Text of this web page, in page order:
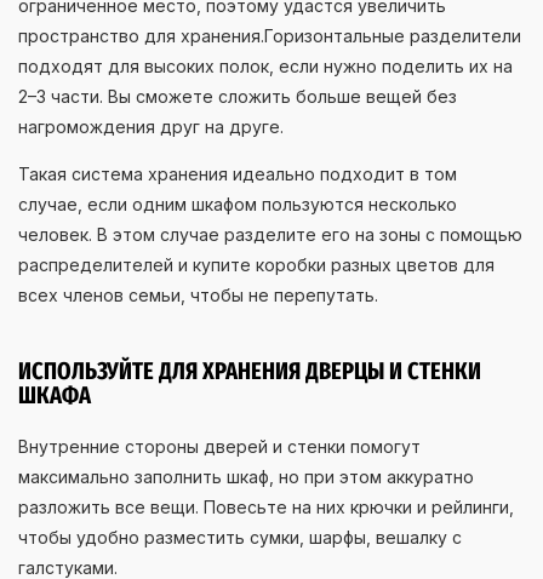
ограниченное место, поэтому удастся увеличить
пространство для хранения.Горизонтальные разделители
подходят для высоких полок, если нужно поделить их на
2–3 части. Вы сможете сложить больше вещей без
нагромождения друг на друге.
Такая система хранения идеально подходит в том
случае, если одним шкафом пользуются несколько
человек. В этом случае разделите его на зоны с помощью
распределителей и купите коробки разных цветов для
всех членов семьи, чтобы не перепутать.
ИСПОЛЬЗУЙТЕ ДЛЯ ХРАНЕНИЯ ДВЕРЦЫ И СТЕНКИ
ШКАФА
Внутренние стороны дверей и стенки помогут
максимально заполнить шкаф, но при этом аккуратно
разложить все вещи. Повесьте на них крючки и рейлинги,
чтобы удобно разместить сумки, шарфы, вешалку с
галстуками.